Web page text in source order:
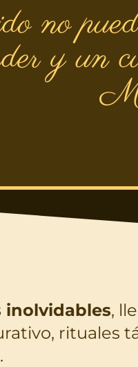
no
y un
inolvidables,
rituales